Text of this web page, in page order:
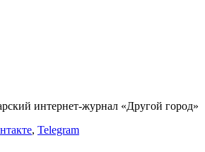
интернет-журнал «Другой город»
, Telegram